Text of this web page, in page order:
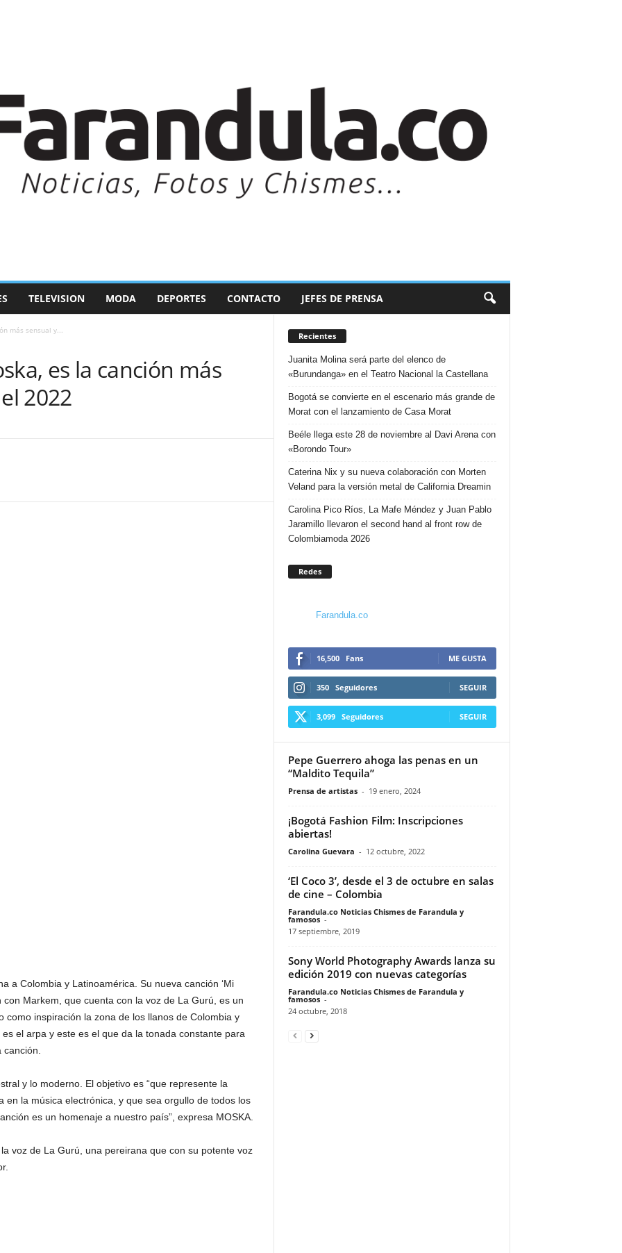
TELEVISION MODA DEPORTES CONTACTO JEFES DE PRENSA
más sensual y...
es la canción más
2022
a Colombia y Latinoamérica. Su nueva canción ‘Mi
Markem, que cuenta con la voz de La Gurú, es un
inspiración la zona de los llanos de Colombia y
el arpa y este es el que da la tonada constante para
y lo moderno. El objetivo es “que represente la
en la música electrónica, y que sea orgullo de todos los
es un homenaje a nuestro país”, expresa MOSKA.
voz de La Gurú, una pereirana que con su potente voz
Recientes
Juanita Molina será parte del elenco de
«Burundanga» en el Teatro Nacional la Castellana
Bogotá se convierte en el escenario más grande de
Morat con el lanzamiento de Casa Morat
Beéle llega este 28 de noviembre al Davi Arena con
«Borondo Tour»
Caterina Nix y su nueva colaboración con Morten
Veland para la versión metal de California Dreamin
Carolina Pico Ríos, La Mafe Méndez y Juan Pablo
Jaramillo llevaron el second hand al front row de
Colombiamoda 2026
Redes
Farandula.co
16,500 Fans ME GUSTA
350 Seguidores SEGUIR
3,099 Seguidores SEGUIR
Pepe Guerrero ahoga las penas en un
“Maldito Tequila”
Prensa de artistas - 19 enero, 2024
¡Bogotá Fashion Film: Inscripciones
abiertas!
Carolina Guevara - 12 octubre, 2022
‘El Coco 3’, desde el 3 de octubre en salas
de cine – Colombia
Farandula.co Noticias Chismes de Farandula y
famosos -
17 septiembre, 2019
Sony World Photography Awards lanza su
edición 2019 con nuevas categorías
Farandula.co Noticias Chismes de Farandula y
famosos -
24 octubre, 2018